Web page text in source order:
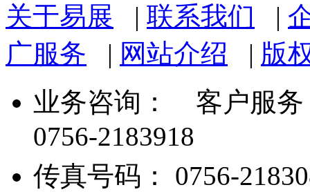
关于易展 | 联系我们 |
广服务 | 网站介绍 | 版
业务咨询：
客户服务
0756-2183918
传真号码： 0756-